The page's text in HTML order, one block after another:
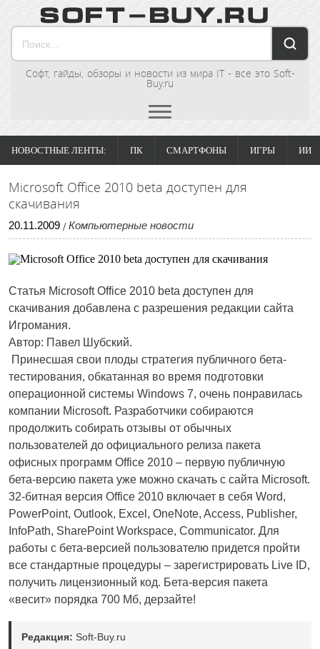
Софт, гайды, обзоры и новости из мира IT - все это Soft-
Buy.ru
НОВОСТНЫЕ ЛЕНТЫ: ПК СМАРТФОНЫ ИГРЫ ИИ
Microsoft Office 2010 beta доступен для
скачивания
20.11.2009 / Компьютерные новости
Статья Microsoft Office 2010 beta доступен для
скачивания добавлена с разрешения редакции сайта
Игромания.
Автор: Павел Шубский.
Принесшая свои плоды стратегия публичного бета-
тестирования, обкатанная во время подготовки
операционной системы Windows 7, очень понравилась
компании Microsoft. Разработчики собираются
продолжить собирать отзывы от обычных
пользователей до официального релиза пакета
офисных программ Office 2010 – первую публичную
бета-версию пакета уже можно скачать с сайта Microsoft.
32-битная версия Office 2010 включает в себя Word,
PowerPoint, Outlook, Excel, OneNote, Access, Publisher,
InfoPath, SharePoint Workspace, Communicator. Для
работы с бета-версией пользователю придется пройти
все стандартные процедуры – зарегистрировать Live ID,
получить лицензионный код. Бета-версия пакета
«весит» порядка 700 Мб, дерзайте!
Редакция: Soft-Buy.ru